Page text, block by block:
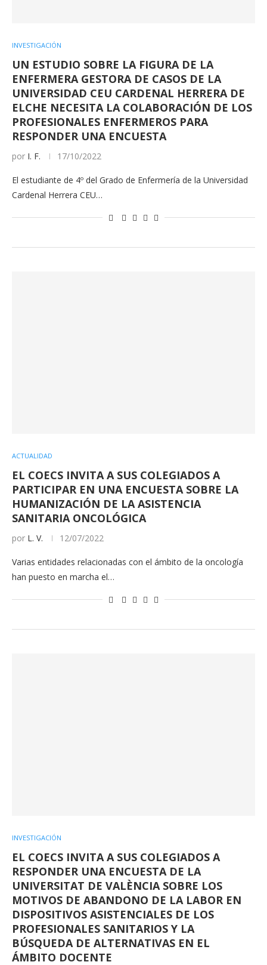
INVESTIGACIÓN
UN ESTUDIO SOBRE LA FIGURA DE LA
ENFERMERA GESTORA DE CASOS DE LA
UNIVERSIDAD CEU CARDENAL HERRERA DE
ELCHE NECESITA LA COLABORACIÓN DE LOS
PROFESIONALES ENFERMEROS PARA
RESPONDER UNA ENCUESTA
por I. F. 17/10/2022
El estudiante de 4º del Grado de Enfermería de la Universidad
Cardenal Herrera CEU…
ACTUALIDAD
EL COECS INVITA A SUS COLEGIADOS A
PARTICIPAR EN UNA ENCUESTA SOBRE LA
HUMANIZACIÓN DE LA ASISTENCIA
SANITARIA ONCOLÓGICA
por L. V. 12/07/2022
Varias entidades relacionadas con el ámbito de la oncología
han puesto en marcha el…
INVESTIGACIÓN
EL COECS INVITA A SUS COLEGIADOS A
RESPONDER UNA ENCUESTA DE LA
UNIVERSITAT DE VALÈNCIA SOBRE LOS
MOTIVOS DE ABANDONO DE LA LABOR EN
DISPOSITIVOS ASISTENCIALES DE LOS
PROFESIONALES SANITARIOS Y LA
BÚSQUEDA DE ALTERNATIVAS EN EL
ÁMBITO DOCENTE